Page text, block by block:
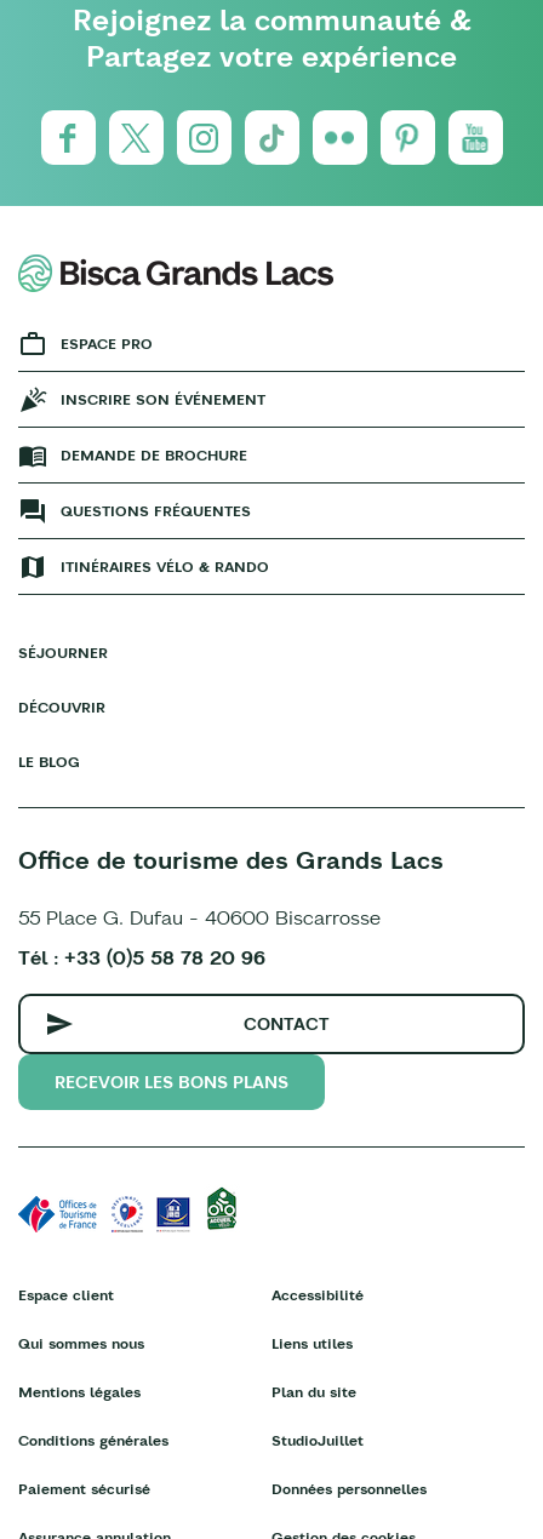
Rejoignez la communauté &
Partagez votre expérience
ESPACE PRO
INSCRIRE SON ÉVÉNEMENT
DEMANDE DE BROCHURE
QUESTIONS FRÉQUENTES
ITINÉRAIRES VÉLO & RANDO
SÉJOURNER
DÉCOUVRIR
LE BLOG
Office de tourisme des Grands Lacs
55 Place G. Dufau - 40600 Biscarrosse
Tél : +33 (0)5 58 78 20 96
CONTACT
RECEVOIR LES BONS PLANS
Espace client
Qui sommes nous
Mentions légales
Conditions générales
Paiement sécurisé
Accessibilité
Liens utiles
Plan du site
StudioJuillet
Données personnelles